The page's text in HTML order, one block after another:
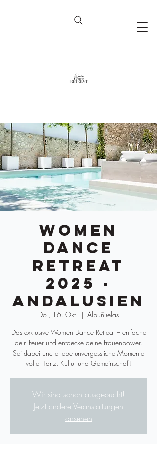
Women
Dance
Retreat
2025 -
Andalusien
Do., 16. Okt.
  |
Albuñuelas
Das exklusive Women Dance Retreat – entfache
dein Feuer und entdecke deine Frauenpower.
Sei dabei und erlebe unvergessliche Momente
voller Tanz, Kultur und Gemeinschaft!
Wir sind schon ausgebucht!
Jetzt andere Veranstaltungen
ansehen